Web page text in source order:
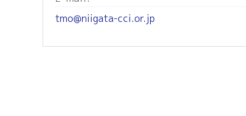
tmo@niigata-cci.or.jp